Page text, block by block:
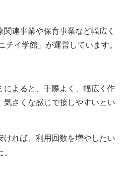
関連事業や保育事業など幅広く
チイ学館 」が運営しています。
によると、手際よく、幅広く作
気さくな感じで接しやすいとい
ければ、利用回数を増やしたい